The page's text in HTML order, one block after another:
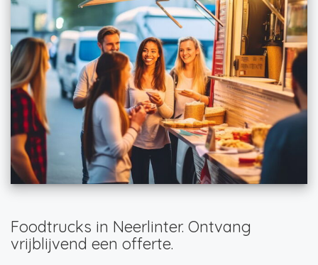
Foodtrucks in Neerlinter. Ontvang
vrijblijvend een offerte.